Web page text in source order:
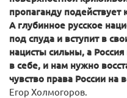
пропаганду подействует
А глубинное русское
под спуда и вступит в
нацисты сильны, а
в себе, и нам нужно
чувство права России на
Егор Холмогоров.